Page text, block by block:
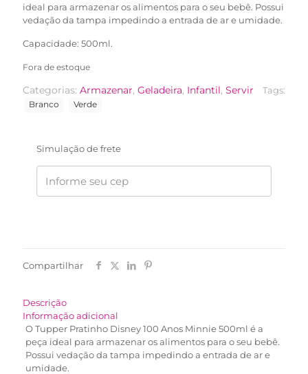
ideal para armazenar os alimentos para o seu bebê. Possui
vedação da tampa impedindo a entrada de ar e umidade.
Capacidade: 500ml.
Fora de estoque
Categorias: Armazenar, Geladeira, Infantil, Servir Tags:
Branco Verde
Simulação de frete
Compartilhar
Descrição
Informação adicional
O Tupper Pratinho Disney 100 Anos Minnie 500ml é a
peça ideal para armazenar os alimentos para o seu bebê.
Possui vedação da tampa impedindo a entrada de ar e
umidade.